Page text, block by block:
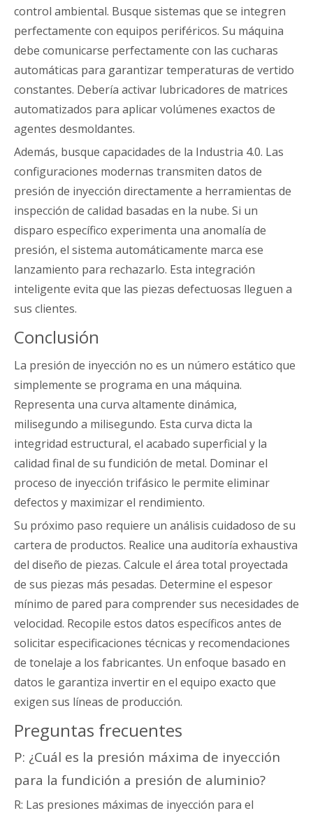
control ambiental. Busque sistemas que se integren
perfectamente con equipos periféricos. Su máquina
debe comunicarse perfectamente con las cucharas
automáticas para garantizar temperaturas de vertido
constantes. Debería activar lubricadores de matrices
automatizados para aplicar volúmenes exactos de
agentes desmoldantes.
Además, busque capacidades de la Industria 4.0. Las
configuraciones modernas transmiten datos de
presión de inyección directamente a herramientas de
inspección de calidad basadas en la nube. Si un
disparo específico experimenta una anomalía de
presión, el sistema automáticamente marca ese
lanzamiento para rechazarlo. Esta integración
inteligente evita que las piezas defectuosas lleguen a
sus clientes.
Conclusión
La presión de inyección no es un número estático que
simplemente se programa en una máquina.
Representa una curva altamente dinámica,
milisegundo a milisegundo. Esta curva dicta la
integridad estructural, el acabado superficial y la
calidad final de su fundición de metal. Dominar el
proceso de inyección trifásico le permite eliminar
defectos y maximizar el rendimiento.
Su próximo paso requiere un análisis cuidadoso de su
cartera de productos. Realice una auditoría exhaustiva
del diseño de piezas. Calcule el área total proyectada
de sus piezas más pesadas. Determine el espesor
mínimo de pared para comprender sus necesidades de
velocidad. Recopile estos datos específicos antes de
solicitar especificaciones técnicas y recomendaciones
de tonelaje a los fabricantes. Un enfoque basado en
datos le garantiza invertir en el equipo exacto que
exigen sus líneas de producción.
Preguntas frecuentes
P: ¿Cuál es la presión máxima de inyección
para la fundición a presión de aluminio?
R: Las presiones máximas de inyección para el